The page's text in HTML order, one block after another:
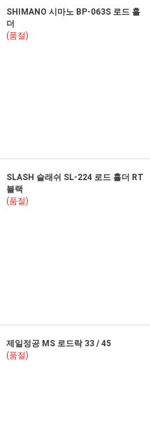
SHIMANO 시마노 BP-063S 로드 홀
더
(품절)
SLASH 슬래쉬 SL-224 로드 홀더 RT
블랙
(품절)
제일정공 MS 로드락 33 / 45
(품절)